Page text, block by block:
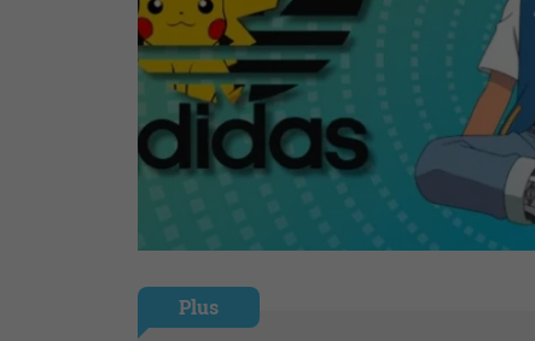
Plus